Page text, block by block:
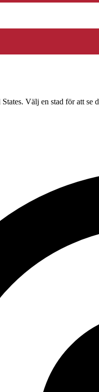
Välj en stad för att se